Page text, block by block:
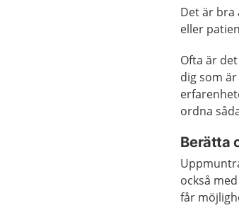
Det är bra
eller
Ofta är
dig som
ordna
Berätta
också
får